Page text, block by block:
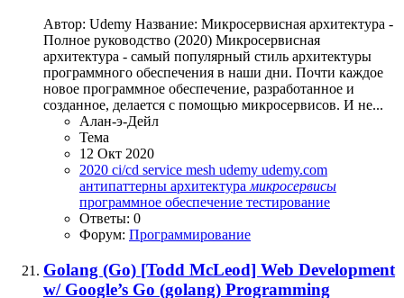
Автор: Udemy Название: Микросервисная архитектура -
Полное руководство (2020) Микросервисная
архитектура - самый популярный стиль архитектуры
программного обеспечения в наши дни. Почти каждое
новое программное обеспечение, разработанное и
созданное, делается с помощью микросервисов. И не...
Алан-э-Дейл
Тема
12 Окт 2020
2020 ci/cd service mesh udemy udemy.com
антипаттерны архитектура микросервисы
программное обеспечение тестирование
Ответы: 0
Форум: Программирование
Golang (Go) [Todd McLeod] Web Development
w/ Google’s Go (golang) Programming